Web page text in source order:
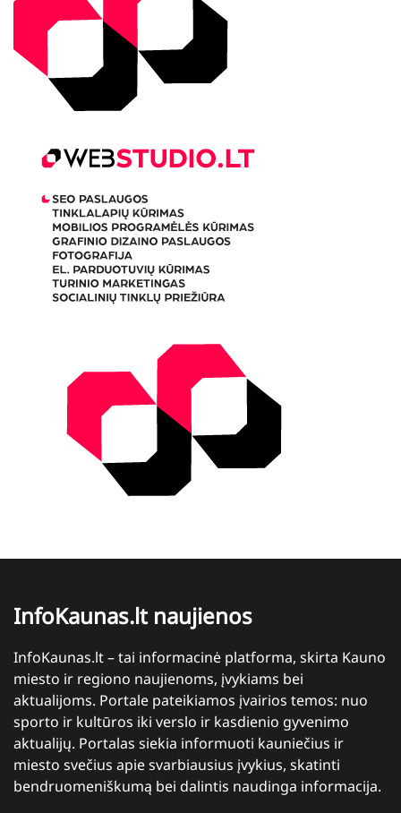
InfoKaunas.lt naujienos
InfoKaunas.lt – tai informacinė platforma, skirta Kauno
miesto ir regiono naujienoms, įvykiams bei
aktualijoms. Portale pateikiamos įvairios temos: nuo
sporto ir kultūros iki verslo ir kasdienio gyvenimo
aktualijų. Portalas siekia informuoti kauniečius ir
miesto svečius apie svarbiausius įvykius, skatinti
bendruomeniškumą bei dalintis naudinga informacija.